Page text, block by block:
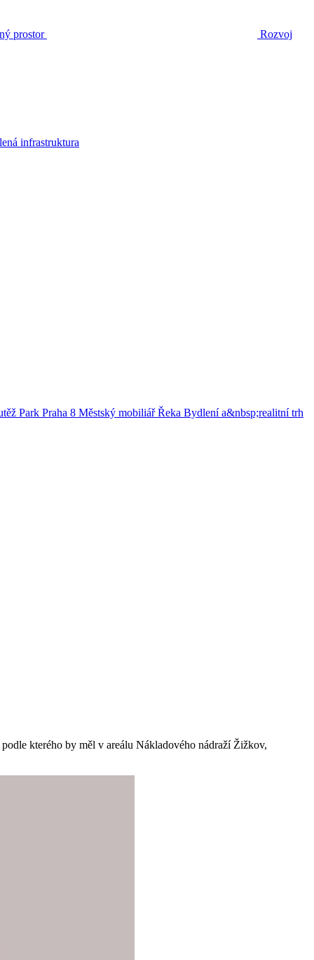
prostor Rozvoj
infrastruktura
Park Praha 8 Městský mobiliářŘeka Bydlení a&nbsp;realitní trh
kterého by měl v areálu Nákladového nádraží Žižkov,